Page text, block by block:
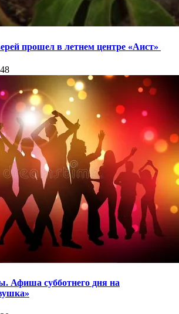
прошел в летнем центре «Аист»
Афиша субботнего дня на